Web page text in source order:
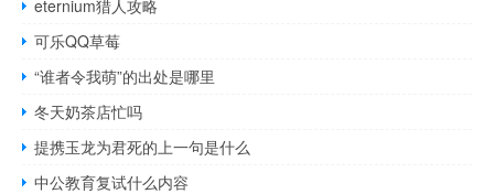
eternium猎人攻略
可乐QQ草莓
“谁者令我萌”的出处是哪里
冬天奶茶店忙吗
提携玉龙为君死的上一句是什么
中公教育复试什么内容